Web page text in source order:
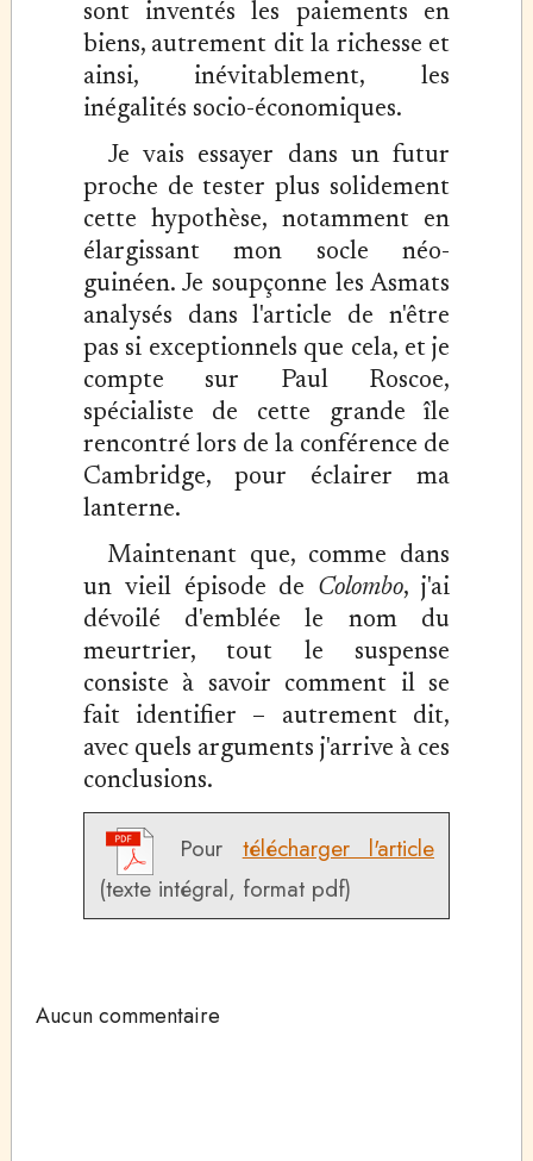
sont inventés les paiements en
biens, autrement dit la richesse et
ainsi, inévitablement, les
inégalités socio-économiques.
Je vais essayer dans un futur
proche de tester plus solidement
cette hypothèse, notamment en
élargissant mon socle néo-
guinéen. Je soupçonne les Asmats
analysés dans l'article de n'être
pas si exceptionnels que cela, et je
compte sur Paul Roscoe,
spécialiste de cette grande île
rencontré lors de la conférence de
Cambridge, pour éclairer ma
lanterne.
Maintenant que, comme dans
un vieil épisode de Colombo, j'ai
dévoilé d'emblée le nom du
meurtrier, tout le suspense
consiste à savoir comment il se
fait identifier – autrement dit,
avec quels arguments j'arrive à ces
conclusions.
Pourtélécharger l'article
(texte intégral, format pdf)
Aucun commentaire